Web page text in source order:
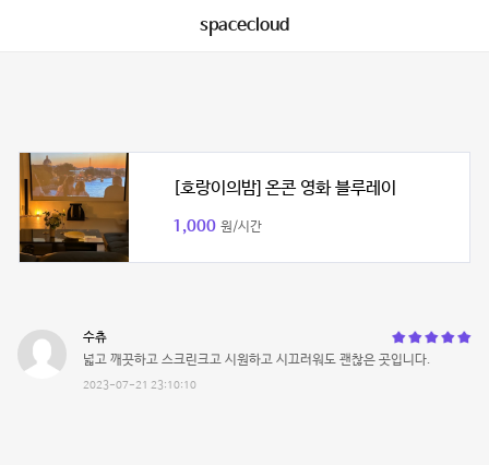
spacecloud
[호랑이의밤] 온콘 영화 블루레이
1,000 원/시간
수츄
넓고 깨끗하고 스크린크고 시원하고 시끄러워도 괜찮은 곳입니다.
2023-07-21 23:10:10